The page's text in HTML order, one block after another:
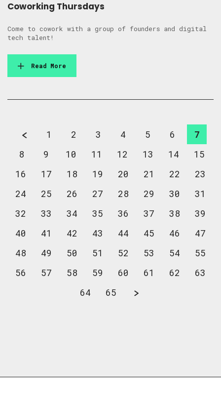
Coworking Thursdays
Come to cowork with a group of founders and digital
tech talent!
Read More
1 2 3 4 5 6
7
8
9 10 11 12 13 14
15
16
17 18 19 20 21 22
23
24
25 26 27 28 29 30
31
32
33 34 35 36 37 38
39
40
41 42 43 44 45 46
47
48
49 50 51 52 53 54
55
56
57 58 59 60 61 62
63
64
65